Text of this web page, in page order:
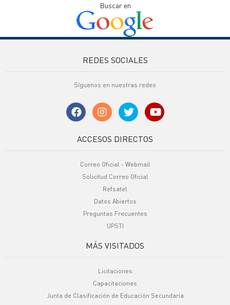
Buscar en
REDES SOCIALES
Síguenos en nuestras redes
ACCESOS DIRECTOS
Correo Oficial - Webmail
Solicitud Correo Oficial
Refsatel
Datos Abiertos
Preguntas Frecuentes
UPSTI
MÁS VISITADOS
Licitaciones
Capacitaciones
Junta de Clasificación de Educación Secundaria